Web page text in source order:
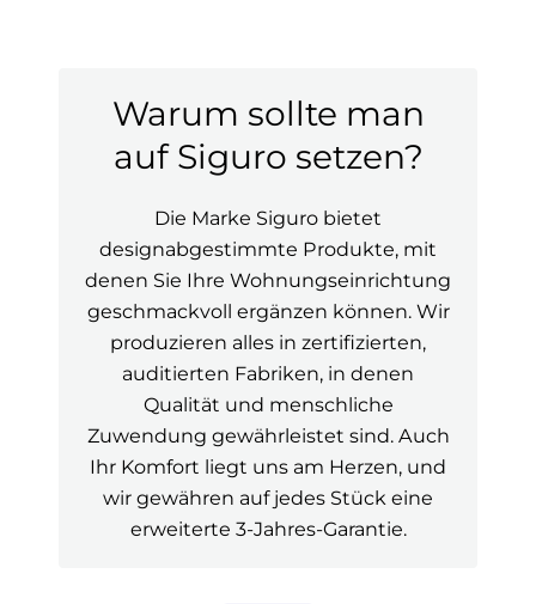
Warum sollte man
auf Siguro setzen?
Die Marke Siguro bietet
designabgestimmte Produkte, mit
denen Sie Ihre Wohnungseinrichtung
geschmackvoll ergänzen können. Wir
produzieren alles in zertifizierten,
auditierten Fabriken, in denen
Qualität und menschliche
Zuwendung gewährleistet sind. Auch
Ihr Komfort liegt uns am Herzen, und
wir gewähren auf jedes Stück eine
erweiterte 3-Jahres-Garantie.